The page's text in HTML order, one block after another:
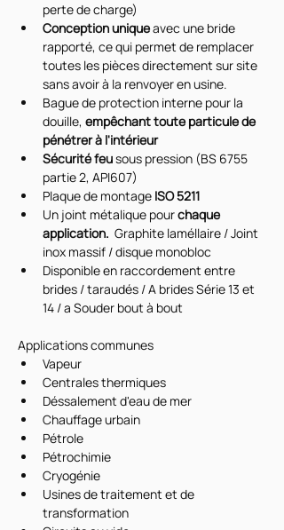
perte de charge)
Conception unique avec une bride
rapporté, ce qui permet de remplacer
toutes les pièces directement sur site
sans avoir à la renvoyer en usine.
Bague de protection interne pour la
douille, empêchant toute particule de
pénétrer à l'intérieur
Sécurité feu sous pression (BS 6755
partie 2, API607)
Plaque de montage ISO 5211
Un joint métalique pour chaque
application. Graphite laméllaire / Joint
inox massif / disque monobloc
Disponible en raccordement entre
brides / taraudés / A brides Série 13 et
14 / a Souder bout à bout
Applications communes
Vapeur
Centrales thermiques
Déssalement d'eau de mer
Chauffage urbain
Pétrole
Pétrochimie
Cryogénie
Usines de traitement et de
transformation